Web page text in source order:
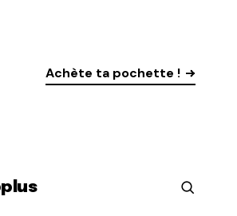
Achète ta pochette !
plus